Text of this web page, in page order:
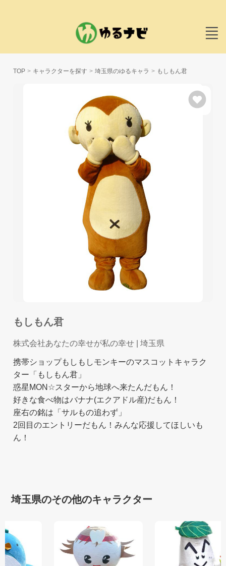
TOP キャラクターを探す 埼玉県のゆるキャラ もしもん君
もしもん君
株式会社あなたの幸せが私の幸せ | 埼玉県
携帯ショップもしもしモンキーのマスコットキャラク
ター「もしもん君」
惑星MON☆スターから地球へ来たんだもん！
好きな食べ物はバナナ(エクアドル産)だもん！
座右の銘は「サルもの追わず」
2回目のエントリーだもん！みんな応援してほしいも
ん！
埼玉県のその他のキャラクター